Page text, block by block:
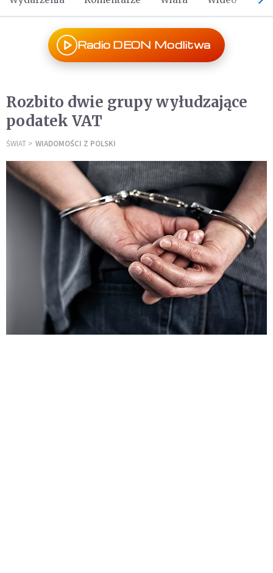
Radio DEON Modlitwa
Rozbito dwie grupy wyłudzające
podatek VAT
ŚWIAT WIADOMOŚCI Z POLSKI